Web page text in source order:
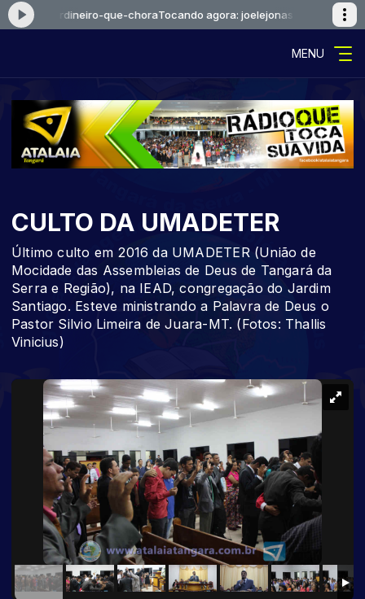
jardineiro-que-choraTocando agora: joelejonas--jardineiro-
MENU
CULTO DA UMADETER
Último culto em 2016 da UMADETER (União de
Mocidade das Assembleias de Deus de Tangará da
Serra e Região), na IEAD, congregação do Jardim
Santiago. Esteve ministrando a Palavra de Deus o
Pastor Silvio Limeira de Juara-MT. (Fotos: Thallis
Vinicius)